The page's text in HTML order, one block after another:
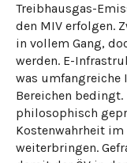
Treibhausgas-
den MIV erfolgen.
in vollem Gang,
werden. E-
was umfangreiche
Bereichen
philosophisch
Kostenwahrheit
weiterbringen.